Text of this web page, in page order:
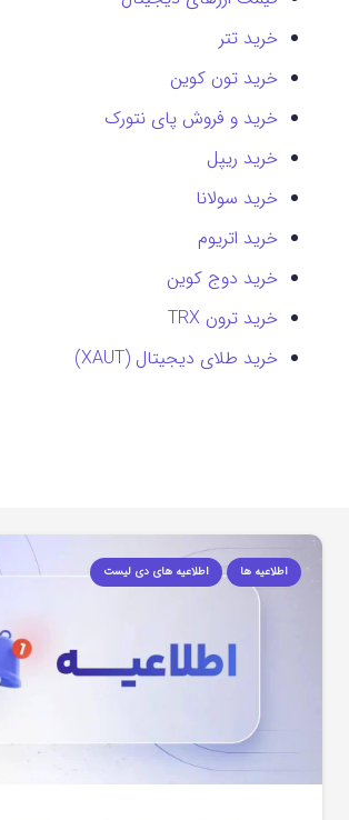
خرید تتر
خرید تون کوین
خرید و فروش پای نتورک
خرید ریپل
خرید سولانا
خرید اتریوم
خرید دوج کوین
خرید ترون TRX
خرید طلای دیجیتال (XAUT)
اطلاعیه ها اطلاعیه های دی لیست